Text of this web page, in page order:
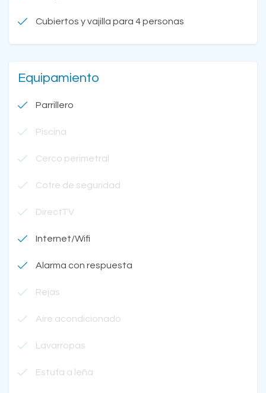
Cubiertos y vajilla para 4 personas
Equipamiento
Parrillero
Piscina
Cerco perimetral
Cofre de seguridad
DirectTV
Internet/Wifi
Alarma con respuesta
Rejas
Aire acondicionado
Lavarropas
Estufa a leña